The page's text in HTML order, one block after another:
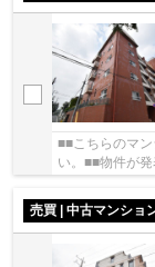
■■こちらのマ
い。■■物件が
売買 | 中古マンショ